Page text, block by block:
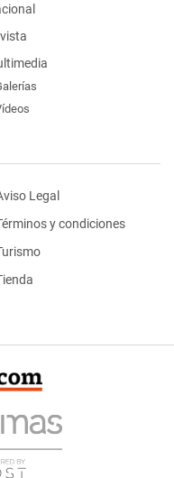
Legal
y condiciones